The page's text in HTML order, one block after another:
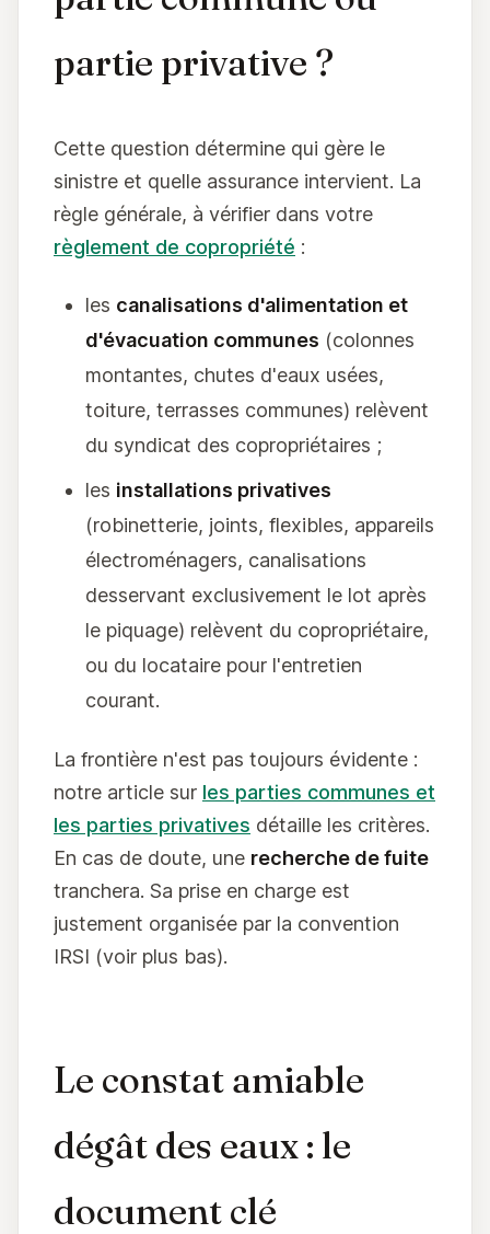
partie privative ?
Cette question détermine qui gère le
sinistre et quelle assurance intervient. La
règle générale, à vérifier dans votre
règlement de copropriété :
les canalisations d'alimentation et
d'évacuation communes (colonnes
montantes, chutes d'eaux usées,
toiture, terrasses communes) relèvent
du syndicat des copropriétaires ;
les installations privatives
(robinetterie, joints, flexibles, appareils
électroménagers, canalisations
desservant exclusivement le lot après
le piquage) relèvent du copropriétaire,
ou du locataire pour l'entretien
courant.
La frontière n'est pas toujours évidente :
notre article sur les parties communes et
les parties privatives détaille les critères.
En cas de doute, une recherche de fuite
tranchera. Sa prise en charge est
justement organisée par la convention
IRSI (voir plus bas).
Le constat amiable
dégât des eaux : le
document clé